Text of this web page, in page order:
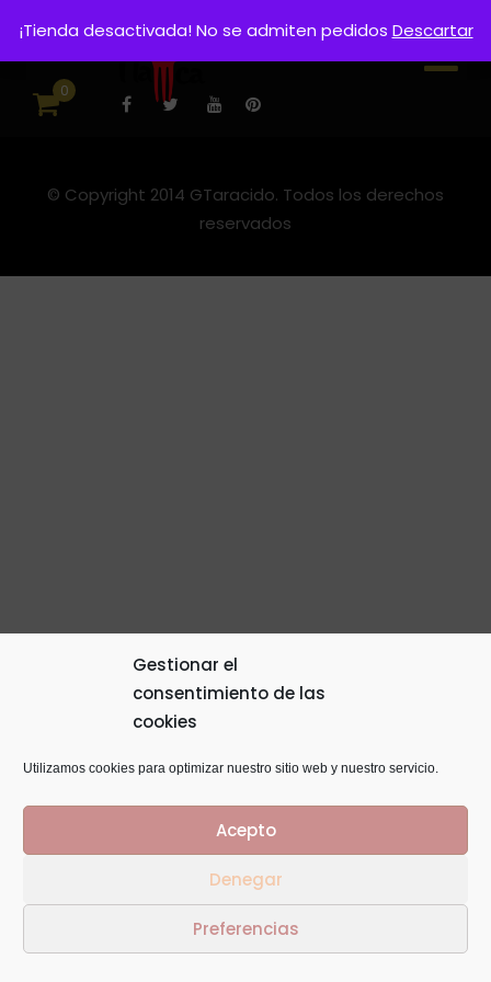
Gestionar el
consentimiento de las
cookies
Utilizamos cookies para optimizar nuestro sitio web y nuestro servicio.
Acepto
Denegar
Preferencias
0
© Copyright 2014 GTaracido. Todos los derechos
reservados
¡Tienda desactivada! No se admiten pedidos Descartar